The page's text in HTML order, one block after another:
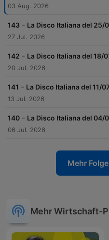
03 Aug. 2026
143 - La Disco Italiana del 25/
27 Jul. 2026
142 - La Disco Italiana del 18/
20 Jul. 2026
141 - La Disco Italiana del 11/
13 Jul. 2026
140 - La Disco Italiana del 04/
06 Jul. 2026
Mehr
Mehr Wirtschaft-